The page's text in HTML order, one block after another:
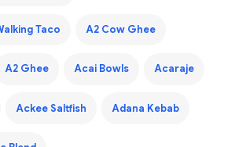
Taco A2 Cow Ghee
A2 Ghee Acai Bowls Acaraje
Ackee Saltfish Adana Kebab